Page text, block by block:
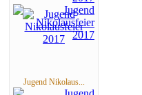
Jugend Nikolaus...